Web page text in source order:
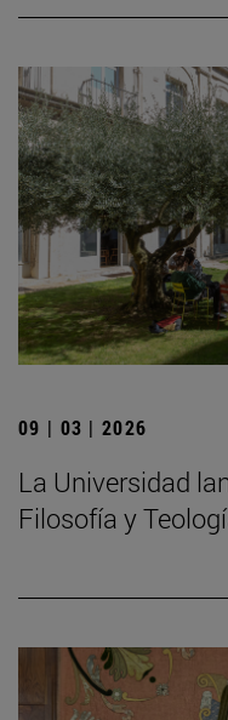
09 | 03 | 2026
La Universidad
Filosofía y